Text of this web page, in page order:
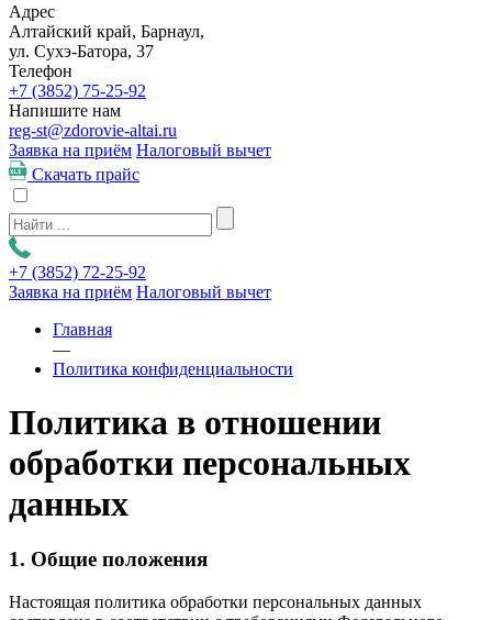
Адрес
Алтайский край, Барнаул,
ул. Сухэ-Батора, 37
Телефон
+7 (3852) 75-25-92
Напишите нам
reg-st@zdorovie-altai.ru
Заявка на приём Налоговый вычет
Скачать прайс
+7 (3852) 72-25-92
Заявка на приём Налоговый вычет
Главная
—
Политика конфиденциальности
Политика в отношении
обработки персональных
данных
1. Общие положения
Настоящая политика обработки персональных данных